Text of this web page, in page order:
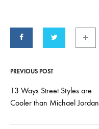
Post
PREVIOUS POST
13 Ways Street Styles are
Cooler than Michael Jordan